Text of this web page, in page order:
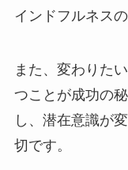
インドフルネス
また、変わりた
つことが成功の
し、潜在意識が
切です。